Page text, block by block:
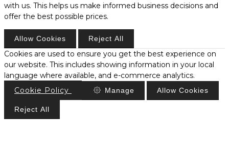
with us. This helps us make informed business decisions and
offer the best possible prices.
Allow Cookies Reject All
Cookies are used to ensure you get the best experience on
our website. This includes showing information in your local
language where available, and e-commerce analytics.
Cookie Policy
Manage Allow Cookies
Reject All